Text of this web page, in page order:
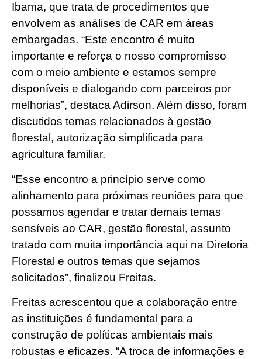
Ibama, que trata de procedimentos que
envolvem as análises de CAR em áreas
embargadas. “Este encontro é muito
importante e reforça o nosso compromisso
com o meio ambiente e estamos sempre
disponíveis e dialogando com parceiros por
melhorias”, destaca Adirson. Além disso, foram
discutidos temas relacionados à gestão
florestal, autorização simplificada para
agricultura familiar.
“Esse encontro a princípio serve como
alinhamento para próximas reuniões para que
possamos agendar e tratar demais temas
sensíveis ao CAR, gestão florestal, assunto
tratado com muita importância aqui na Diretoria
Florestal e outros temas que sejamos
solicitados”, finalizou Freitas.
Freitas acrescentou que a colaboração entre
as instituições é fundamental para a
construção de políticas ambientais mais
robustas e eficazes. “A troca de informações e